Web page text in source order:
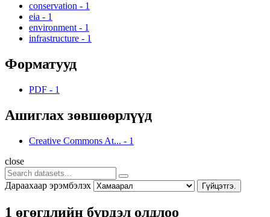
conservation - 1
eia - 1
environment - 1
infrastructure - 1
Форматууд
PDF - 1
Ашиглах зөвшөөрлүүд
Creative Commons At... - 1
close
Дараахаар эрэмбэлэх Гүйцэтгэ.
1 өгөгдлийн бүрдэл олдлоо